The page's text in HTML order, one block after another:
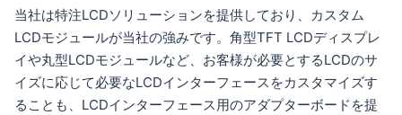
当社は特注LCDソリューションを提供しており、カスタム
LCDモジュールが当社の強みです。角型TFT LCDディスプレ
イや丸型LCDモジュールなど、お客様が必要とするLCDのサ
イズに応じて必要なLCDインターフェースをカスタマイズす
ることも、LCDインターフェース用のアダプターボードを提